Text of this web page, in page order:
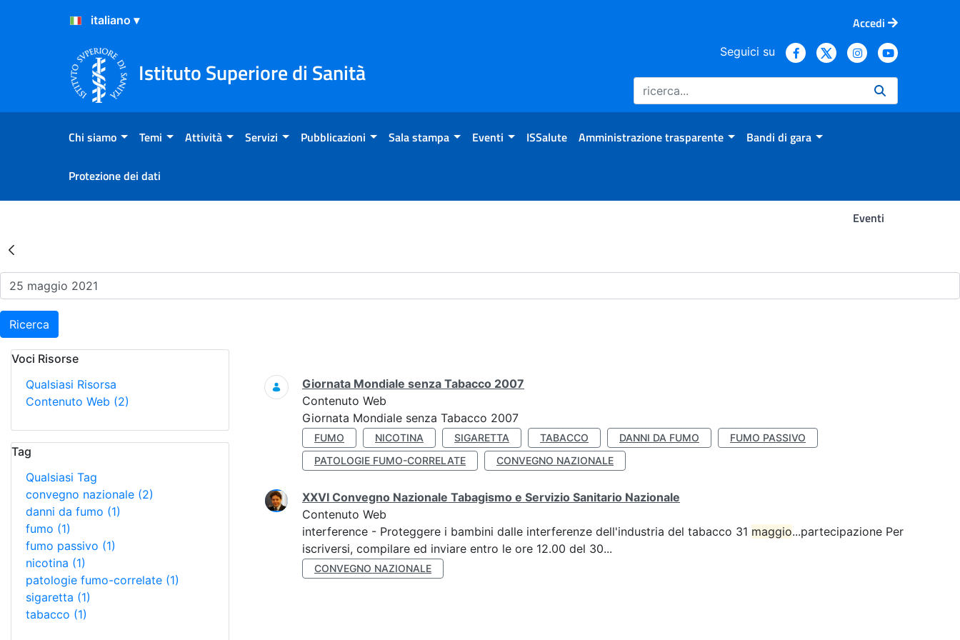
Salta al Contenuto
Salta al Footer
Accedi
Istituto Superiore di Sanità
Seguici su
Chi siamo Temi Attività Servizi Pubblicazioni Sala stampa Eventi ISSalute Amministrazione trasparente Bandi di gara
Protezione dei dati
Eventi
Risultati della Ricerca - Eventi
Ricerca
Voci Risorse
Qualsiasi Risorsa
Contenuto Web (2)
Tag
Qualsiasi Tag
convegno nazionale (2)
danni da fumo (1)
fumo (1)
fumo passivo (1)
nicotina (1)
patologie fumo-correlate (1)
sigaretta (1)
tabacco (1)
Ricerca
Giornata Mondiale senza Tabacco 2007
Contenuto Web
Giornata Mondiale senza Tabacco 2007
FUMO NICOTINA SIGARETTA TABACCO DANNI DA FUMO
FUMO PASSIVO
PATOLOGIE FUMO-CORRELATE
CONVEGNO NAZIONALE
XXVI Convegno Nazionale Tabagismo e Servizio Sanitario Nazionale
Contenuto Web
interference - Proteggere i bambini dalle interferenze dell'industria del tabacco 31 maggio...partecipazione Per
iscriversi, compilare ed inviare entro le ore 12.00 del 30...
CONVEGNO NAZIONALE